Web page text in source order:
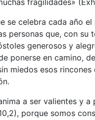
fragilidades»
se celebra cada año
personas que, con
generosos y
ponerse en camino,
miedos esos
a ser valientes y
porque somos